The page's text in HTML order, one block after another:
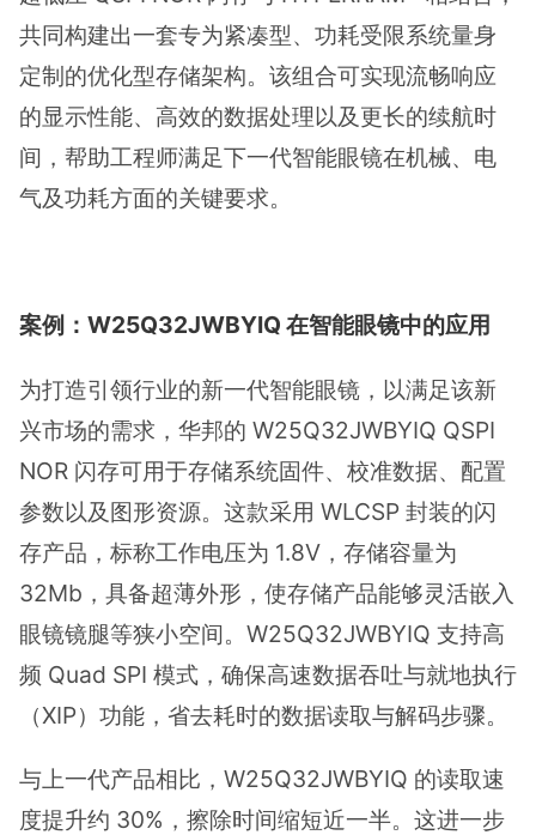
共同构建出一套专为紧凑型、功耗受限系统量身
定制的优化型存储架构。该组合可实现流畅响应
的显示性能、高效的数据处理以及更长的续航时
间，帮助工程师满足下一代智能眼镜在机械、电
气及功耗方面的关键要求。
案例：W25Q32JWBYIQ 在智能眼镜中的应用
为打造引领行业的新一代智能眼镜，以满足该新
兴市场的需求，华邦的 W25Q32JWBYIQ QSPI
NOR 闪存可用于存储系统固件、校准数据、配置
参数以及图形资源。这款采用 WLCSP 封装的闪
存产品，标称工作电压为 1.8V，存储容量为
32Mb，具备超薄外形，使存储产品能够灵活嵌入
眼镜镜腿等狭小空间。W25Q32JWBYIQ 支持高
频 Quad SPI 模式，确保高速数据吞吐与就地执行
（XIP）功能，省去耗时的数据读取与解码步骤。
与上一代产品相比，W25Q32JWBYIQ 的读取速
度提升约 30%，擦除时间缩短近一半。这进一步